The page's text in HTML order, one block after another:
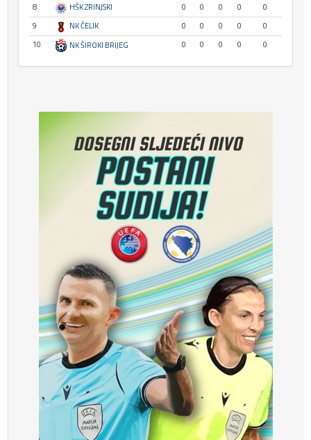
8
HŠK ZRINJSKI 0 0 0 0
0
9
NK ČELIK 0 0 0 0
0
10
NK ŠIROKI BRIJEG 0 0 0 0 0